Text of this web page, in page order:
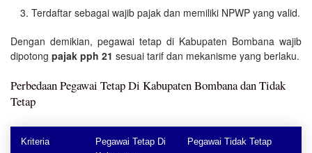
Terdaftar sebagai wajib pajak dan memiliki NPWP yang valid.
Dengan demikian, pegawai tetap di Kabupaten Bombana wajib
dipotong pajak pph 21 sesuai tarif dan mekanisme yang berlaku.
Perbedaan Pegawai Tetap Di Kabupaten Bombana dan Tidak
Tetap
Kriteria
Pegawai Tetap Di
Pegawai Tidak Tetap